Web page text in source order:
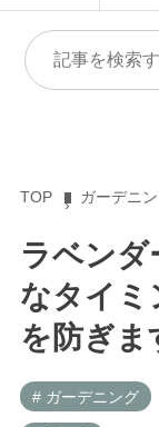
TOP ガーデニ
ラベンダ
なタイミ
を防ぎま
# ガーデニング